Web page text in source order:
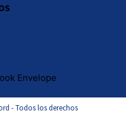
Envelope
- Todos los derechos